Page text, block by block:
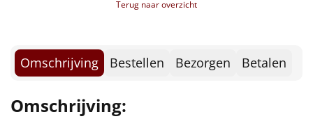
Slowcooker POPULAIR
Noodradio NIEUW
Terug naar overzicht
Omschrijving Bestellen Bezorgen Betalen
Omschrijving: